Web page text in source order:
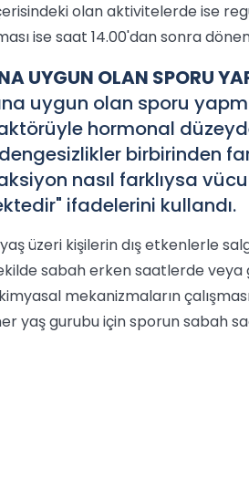
olan aktivitelerde ise
ise saat 14.00'dan sonra
UYGUN OLAN SPORU
uygun olan sporu
hormonal
birbirinden
nasıl farklıysa
ifadelerini kullandı.
üzeri kişilerin dış etkenlerle
sabah erken saatlerde
mekanizmaların
yaş gurubu için sporun sabah